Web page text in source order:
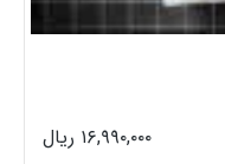
۱۳,۹۹۰,۰۰۰ ریال